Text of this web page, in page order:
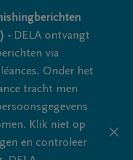
- DELA ontvangt
via
Onder het
tracht men
Klik niet op
en controleer